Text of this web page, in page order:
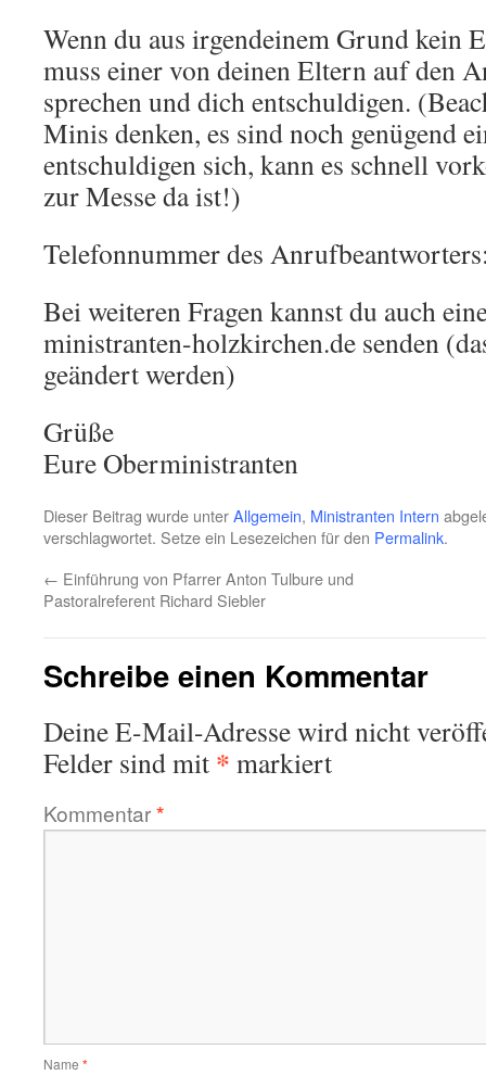
Wenn du aus irgendeinem Grund kein
muss einer von deinen Eltern auf den
sprechen und dich entschuldigen.
Minis denken, es sind noch genügend
entschuldigen sich, kann es schnell
zur Messe da ist!)
Telefonnummer des
Bei weiteren Fragen kannst du auch
ministranten-holzkirchen.de senden
geändert werden)
Grüße
Eure Oberministranten
Dieser Beitrag wurde unterAllgemein, Ministranten Intern
verschlagwortet. Setze ein Lesezeichen für den Permalink.
← Einführung von Pfarrer Anton Tulbure und
Pastoralreferent Richard Siebler
Schreibe einen Kommentar
Deine E-Mail-Adresse wird nicht
Felder sind mit * markiert
Kommentar*
Name *